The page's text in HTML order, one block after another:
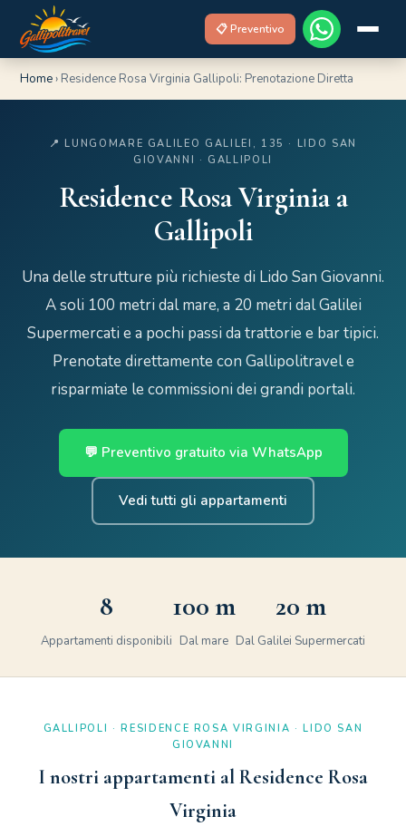
📋 Preventivo
Home› Residence Rosa Virginia Gallipoli: Prenotazione Diretta
📍 LUNGOMARE GALILEO GALILEI, 135 · LIDO SAN
GIOVANNI · GALLIPOLI
Residence Rosa Virginia a
Gallipoli
Una delle strutture più richieste di Lido San Giovanni.
A soli 100 metri dal mare, a 20 metri dal Galilei
Supermercati e a pochi passi da trattorie e bar tipici.
Prenotate direttamente con Gallipolitravel e
risparmiate le commissioni dei grandi portali.
💬 Preventivo gratuito via WhatsApp
Vedi tutti gli appartamenti
8
Appartamenti disponibili
100 m
Dal mare
20 m
Dal Galilei Supermercati
GALLIPOLI · RESIDENCE ROSA VIRGINIA · LIDO SAN
GIOVANNI
I nostri appartamenti al Residence Rosa
Virginia